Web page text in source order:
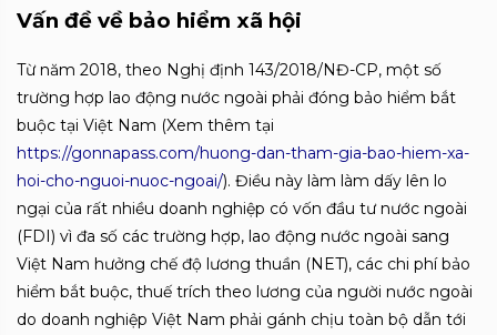
Vấn đề về bảo hiểm xã hội
Từ năm 2018, theo Nghị định 143/2018/NĐ-CP, một số
trường hợp lao động nước ngoài phải đóng bảo hiểm bắt
buộc tại Việt Nam (Xem thêm tại
https://gonnapass.com/huong-dan-tham-gia-bao-hiem-xa-
hoi-cho-nguoi-nuoc-ngoai/). Điều này làm làm dấy lên lo
ngại của rất nhiều doanh nghiệp có vốn đầu tư nước ngoài
(FDI) vì đa số các trường hợp, lao động nước ngoài sang
Việt Nam hưởng chế độ lương thuần (NET), các chi phí bảo
hiểm bắt buộc, thuế trích theo lương của người nước ngoài
do doanh nghiệp Việt Nam phải gánh chịu toàn bộ dẫn tới